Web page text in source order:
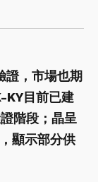
證，市場也期
目前已建
階段；晶呈
顯示部分供